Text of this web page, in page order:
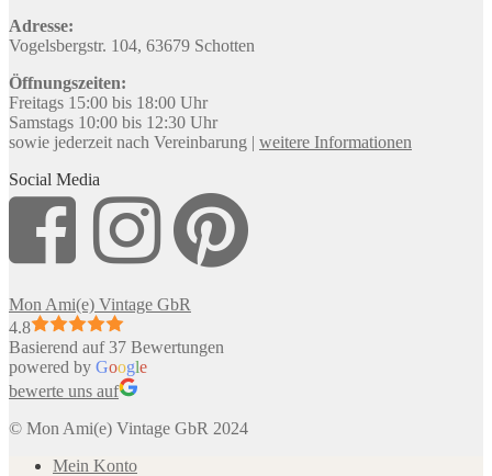
Adresse:
Vogelsbergstr. 104, 63679 Schotten
Öffnungszeiten:
Freitags 15:00 bis 18:00 Uhr
Samstags 10:00 bis 12:30 Uhr
sowie jederzeit nach Vereinbarung | weitere Informationen
Social Media
Mon Ami(e) Vintage GbR
4.8
Basierend auf 37 Bewertungen
powered by Google
bewerte uns auf
© Mon Ami(e) Vintage GbR 2024
Mein Konto